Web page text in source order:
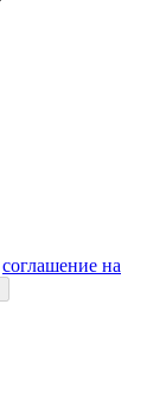
соглашение на